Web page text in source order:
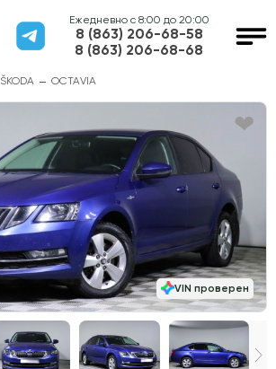
Ежедневно с 8:00 до 20:00
8 (863) 206-68-58
8 (863) 206-68-68
ŠKODA OCTAVIA
VIN проверен